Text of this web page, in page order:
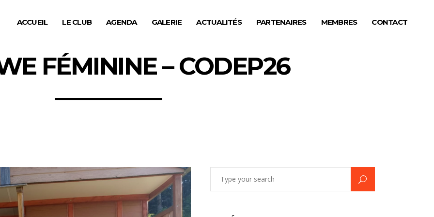
ACCUEIL LE CLUB AGENDA GALERIE ACTUALITÉS PARTENAIRES MEMBRES CONTACT
FÉMININE – CODEP26